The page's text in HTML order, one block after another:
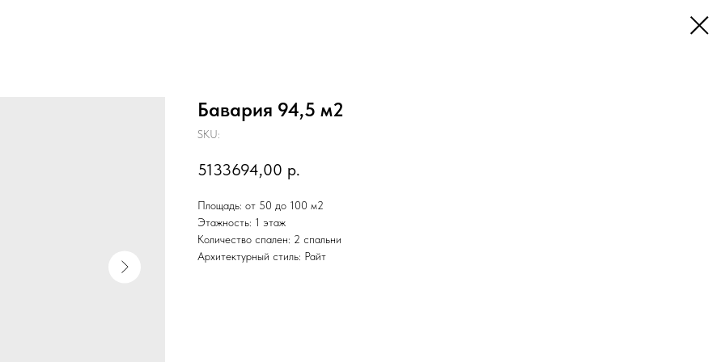
Бавария 94,5 м2
SKU:
5133694,00 р.
Площадь: от 50 до 100 м2
Этажность: 1 этаж
Количество спален: 2 спальни
Архитектурный стиль: Райт